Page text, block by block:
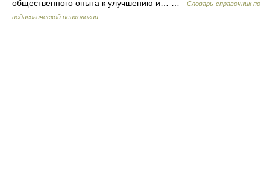
общественного опыта к улучшению и… …
Словарь-справочник по
педагогической психологии